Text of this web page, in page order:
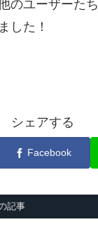
のユーザーた
した！
シェアする
Facebook
記事